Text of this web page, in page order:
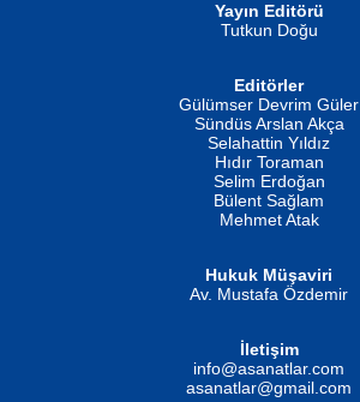
İSMAİL OKUTAN
Erkeklerin Kahrolması Ne Demektir
Evvel Zaman Tanrıçası...
Yayın Editörü
Tutkun Doğu
Editörler
Gülümser Devrim Güler
Sündüs Arslan Akça
Selahattin Yıldız
Hıdır Toraman
Selim Erdoğan
Bülent Sağlam
Mehmet Atak
Hukuk Müşaviri
Av. Mustafa Özdemir
İletişim
info@asanatlar.com
asanatlar@gmail.com